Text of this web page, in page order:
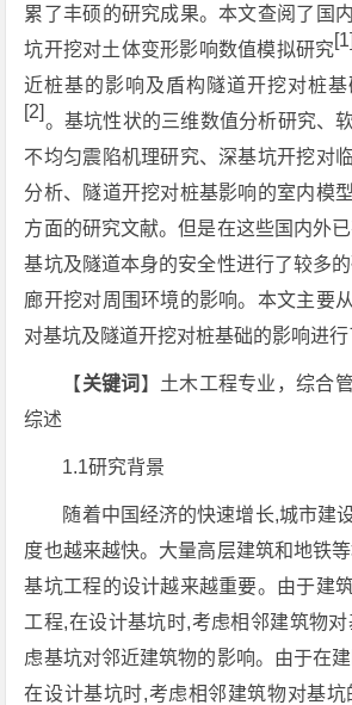
累了丰硕的研究成果。本文查阅了国
坑开挖对土体变形影响数值模拟研究[1]
近桩基的影响及盾构隧道开挖对桩
[2]。基坑性状的三维数值分析研究、
不均匀震陷机理研究、深基坑开挖对
分析、隧道开挖对桩基影响的室内模
方面的研究文献。但是在这些国内外
基坑及隧道本身的安全性进行了较多
廊开挖对周围环境的影响。本文主要
对基坑及隧道开挖对桩基础的影响进行
【关键词 】土木工程专业，综合
综述
1.1研究背景
随着中国经济的快速增长,城市建
度也越来越快。大量高层建筑和地铁
基坑工程的设计越来越重要。由于建
工程,在设计基坑时,考虑相邻建筑物
虑基坑对邻近建筑物的影响。由于在
在设计基坑时,考虑相邻建筑物对基